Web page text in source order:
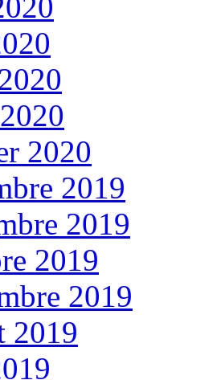
2020
2019
2019
2019
2019
2019